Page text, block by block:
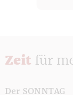
Zeit für
Der SONNTAG